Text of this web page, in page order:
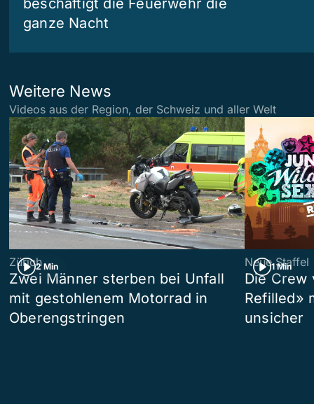
beschäftigt die Feuerwehr die
ganze Nacht
Weitere News
Videos aus der Region, der Schweiz und aller Welt
2 Min
Zürich
Zwei Männer sterben bei Unfall
mit gestohlenem Motorrad in
Oberengstringen
1 Min
Neue Staffel
Die Crew
Refilled»
unsicher